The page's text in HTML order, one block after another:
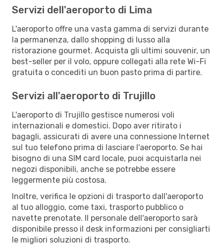
Servizi dell'aeroporto di Lima
L'aeroporto offre una vasta gamma di servizi durante
la permanenza, dallo shopping di lusso alla
ristorazione gourmet. Acquista gli ultimi souvenir, un
best-seller per il volo, oppure collegati alla rete Wi-Fi
gratuita o concediti un buon pasto prima di partire.
Servizi all'aeroporto di Trujillo
L'aeroporto di Trujillo gestisce numerosi voli
internazionali e domestici. Dopo aver ritirato i
bagagli, assicurati di avere una connessione Internet
sul tuo telefono prima di lasciare l'aeroporto. Se hai
bisogno di una SIM card locale, puoi acquistarla nei
negozi disponibili, anche se potrebbe essere
leggermente più costosa.
Inoltre, verifica le opzioni di trasporto dall'aeroporto
al tuo alloggio, come taxi, trasporto pubblico o
navette prenotate. Il personale dell'aeroporto sarà
disponibile presso il desk informazioni per consigliarti
le migliori soluzioni di trasporto.